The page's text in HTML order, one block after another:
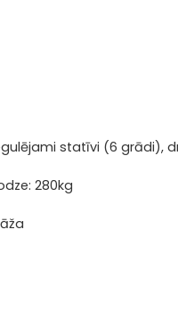
statīvi (6 grādi),
280kg